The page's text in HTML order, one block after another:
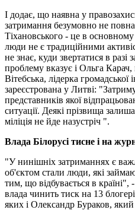
І додає, що наявна у
затримання безумовно не
Тіхановського - це в основному
люди не є традиційними
не знає, куди звертатися в
проблему вказує і Ольга Карач,
Вітебська, лідерка
зареєстрована у Литві:
представників якої
ситуації. Деякі прізвища
міліція не йде назустріч ".
Влада Білорусі тисне і на
"У нинішніх затриманнях є
об'єктом стали люди, які
тим, що відбувається в
влада чинить тиск на 13
яких і Олександр Бураков,